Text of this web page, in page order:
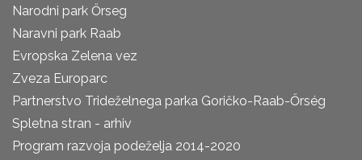
Narodni park Őrseg
Naravni park Raab
Evropska Zelena vez
Zveza Europarc
Partnerstvo Trideželnega parka Goričko-Raab-Őrség
Spletna stran - arhiv
Program razvoja podeželja 2014-2020